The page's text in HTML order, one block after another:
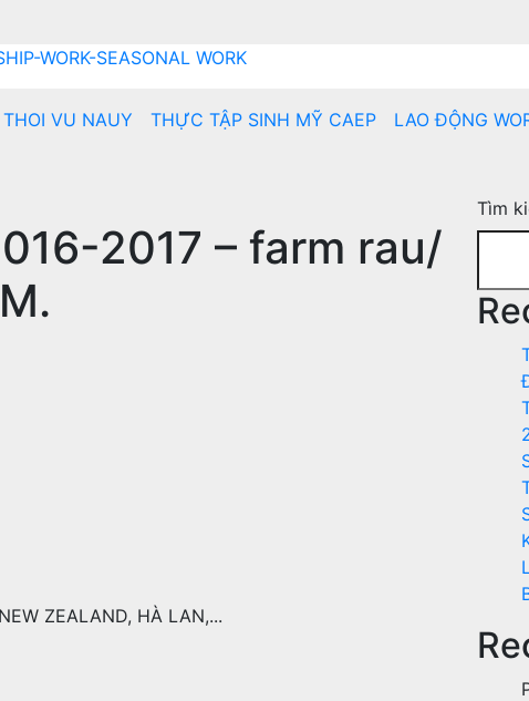
WORK-SEASONAL WORK
VU NAUY THỰC TẬP SINH MỸ CAEP
LAO ĐỘNG
2017 – farm rau/
ZEALAND, HÀ LAN,...
Tìm